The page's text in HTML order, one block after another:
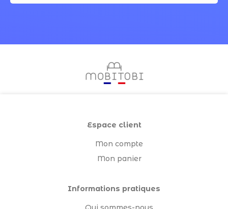
Espace client
Mon compte
Mon panier
Informations pratiques